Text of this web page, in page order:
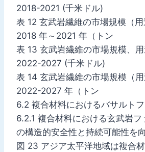
2018-2021 (千米ドル)
表 12 玄武岩繊維の市場規模（用
2018 年～2021 年（トン
表 13 玄武岩繊維の市場規模、用
2022-2027 (千米ドル)
表 14 玄武岩繊維の市場規模（用
2022-2027 年（トン
6.2 複合材料におけるバサルト
6.2.1 複合材料における玄武岩
の構造的安全性と持続可能性を
図 23 アジア太平洋地域は複合